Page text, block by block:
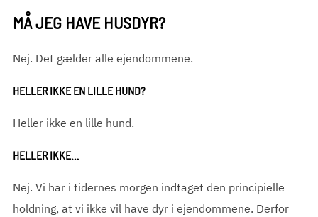
MÅ JEG HAVE HUSDYR?
Nej. Det gælder alle ejendommene.
HELLER IKKE EN LILLE HUND?
Heller ikke en lille hund.
HELLER IKKE…
Nej. Vi har i tidernes morgen indtaget den principielle
holdning, at vi ikke vil have dyr i ejendommene. Derfor